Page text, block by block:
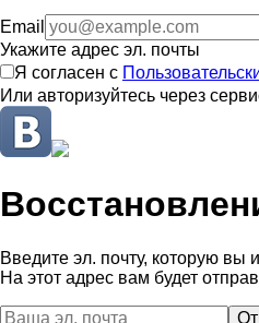
Email
Укажите адрес эл. почты
Я согласен с
Или авторизуйтесь через
Введите эл. почту, которую вы
На этот адрес вам будет